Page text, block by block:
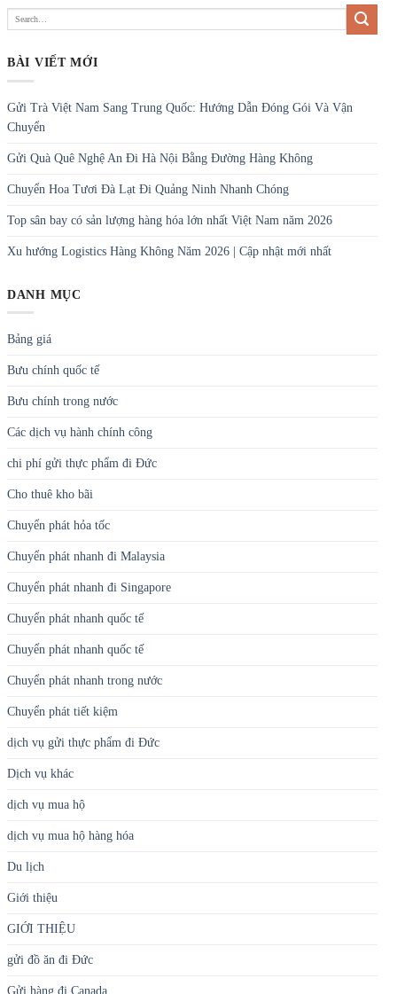
BÀI VIẾT MỚI
Gửi Trà Việt Nam Sang Trung Quốc: Hướng Dẫn Đóng Gói Và Vận
Chuyển
Gửi Quà Quê Nghệ An Đi Hà Nội Bằng Đường Hàng Không
Chuyển Hoa Tươi Đà Lạt Đi Quảng Ninh Nhanh Chóng
Top sân bay có sản lượng hàng hóa lớn nhất Việt Nam năm 2026
Xu hướng Logistics Hàng Không Năm 2026 | Cập nhật mới nhất
DANH MỤC
Bảng giá
Bưu chính quốc tế
Bưu chính trong nước
Các dịch vụ hành chính công
chi phí gửi thực phẩm đi Đức
Cho thuê kho bãi
Chuyển phát hỏa tốc
Chuyển phát nhanh đi Malaysia
Chuyển phát nhanh đi Singapore
Chuyển phát nhanh quốc tế
Chuyển phát nhanh quốc tế
Chuyển phát nhanh trong nước
Chuyển phát tiết kiệm
dịch vụ gửi thực phẩm đi Đức
Dịch vụ khác
dịch vụ mua hộ
dịch vụ mua hộ hàng hóa
Du lịch
Giới thiệu
GIỚI THIỆU
gửi đồ ăn đi Đức
Gửi hàng đi Canada